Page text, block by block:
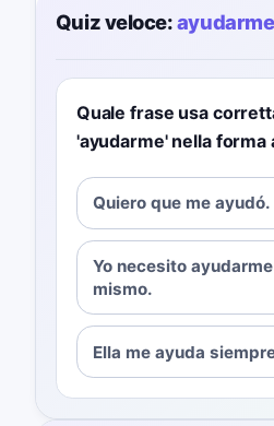
Quiz veloce:ayudarme
Quale frase usa
'ayudarme' nella forma
Quiero que me ayudó.
Yo necesito
mismo.
Ella me ayuda